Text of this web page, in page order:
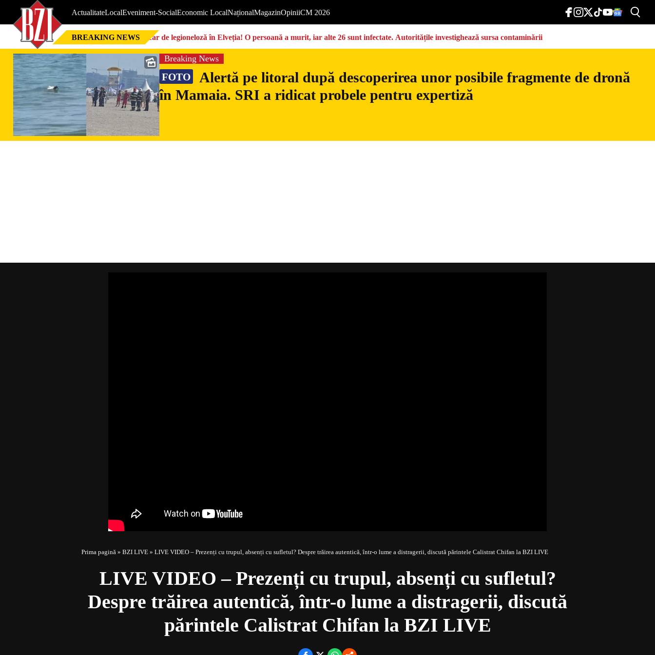
ActualitateLocalEveniment-SocialEconomic LocalNaționalMagazinOpiniiCM 2026
BREAKING NEWS Focar de legioneloză în Elveția! O persoană a murit, iar alte 26 sunt infectate. Autoritățile investighează sursa contaminării
Breaking News
FOTO
Alertă pe litoral după descoperirea unor posibile fragmente de dronă
în Mamaia. SRI a ridicat probele pentru expertiză
Prima pagină » BZI LIVE » LIVE VIDEO – Prezenți cu trupul, absenți cu sufletul? Despre trăirea autentică, într-o lume a distragerii, discută părintele Calistrat Chifan la BZI LIVE
LIVE VIDEO – Prezenți cu trupul, absenți cu sufletul?
Despre trăirea autentică, într-o lume a distragerii, discută
părintele Calistrat Chifan la BZI LIVE